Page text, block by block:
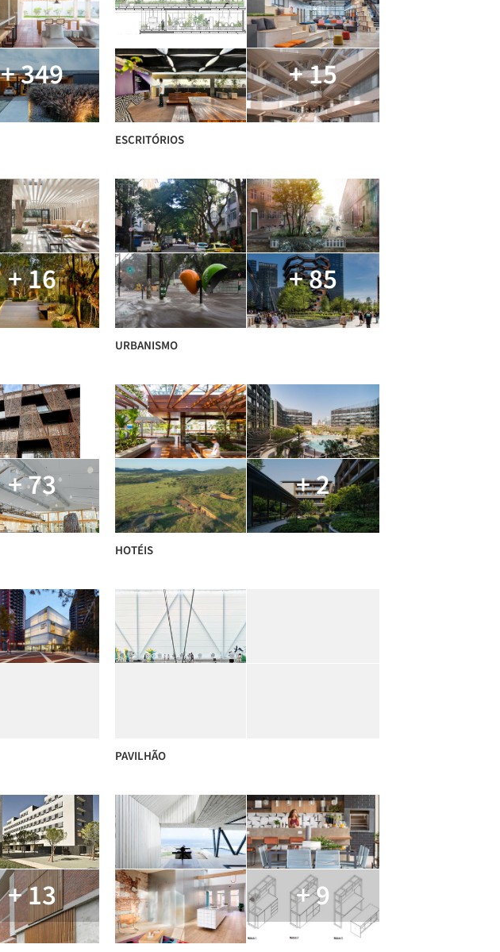
+ 349 + 15
ESCRITÓRIOS
+ 16 + 85
URBANISMO
+ 73 + 2
HOTÉIS
PAVILHÃO
+ 13 + 9